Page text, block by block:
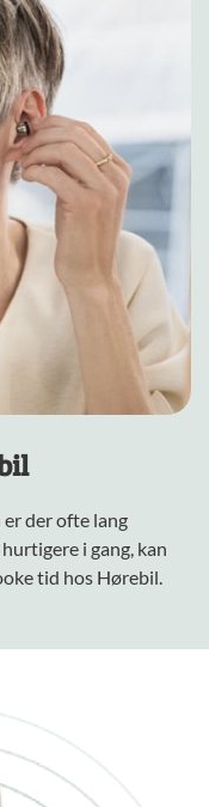
der ofte lang
i gang, kan
tid hos Hørebil.